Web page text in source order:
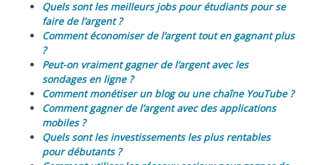
Quels sont les meilleurs jobs pour étudiants pour se
faire de l’argent ?
Comment économiser de l’argent tout en gagnant plus
?
Peut-on vraiment gagner de l’argent avec les
sondages en ligne ?
Comment monétiser un blog ou une chaîne YouTube ?
Comment gagner de l’argent avec des applications
mobiles ?
Quels sont les investissements les plus rentables
pour débutants ?